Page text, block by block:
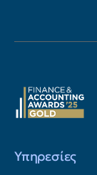
Υπηρεσίες